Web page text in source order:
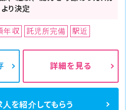
り決定
年収 託児所完備 駅近
詳細を見る
人を紹介してもらう